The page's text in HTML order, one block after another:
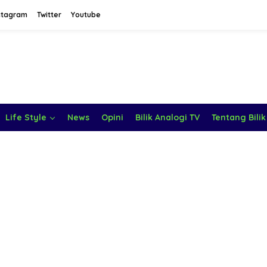
Twitter Youtube
Life Style News Opini Bilik Analogi TV Tentang